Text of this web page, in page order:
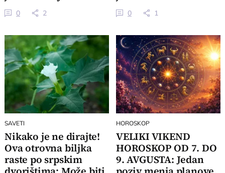
0 2
izdanju
0 1
SAVETI
Nikako je ne dirajte!
Ova otrovna biljka
raste po srpskim
HOROSKOP
VELIKI VIKEND
HOROSKOP OD 7. DO
9. AVGUSTA: Jedan